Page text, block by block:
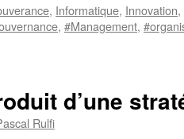
, Informatique, Innovation,
, #Management,
d’une
Rulfi